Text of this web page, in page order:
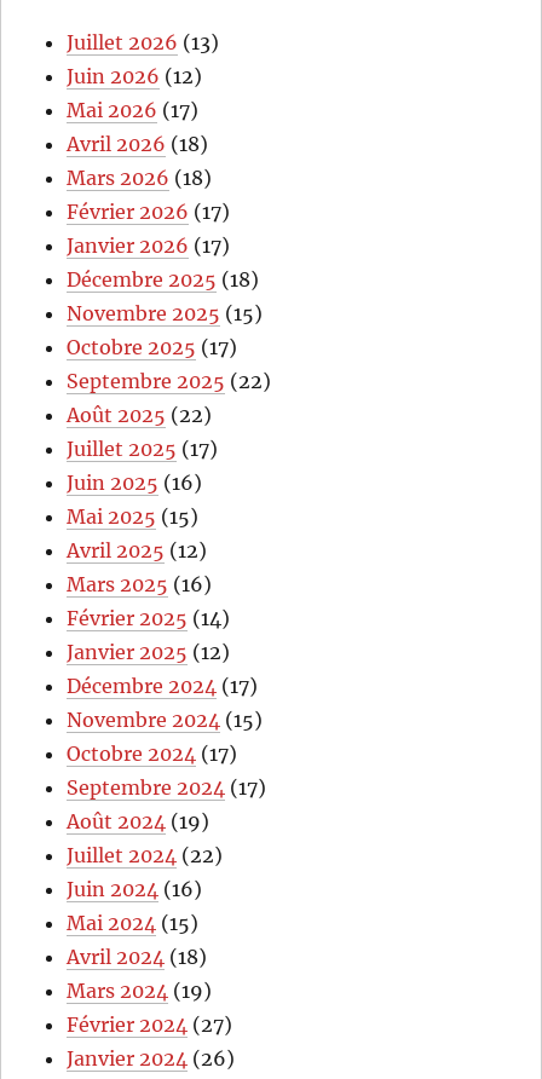
Juillet 2026 (13)
Juin 2026 (12)
Mai 2026 (17)
Avril 2026 (18)
Mars 2026 (18)
Février 2026 (17)
Janvier 2026 (17)
Décembre 2025 (18)
Novembre 2025 (15)
Octobre 2025 (17)
Septembre 2025 (22)
Août 2025 (22)
Juillet 2025 (17)
Juin 2025 (16)
Mai 2025 (15)
Avril 2025 (12)
Mars 2025 (16)
Février 2025 (14)
Janvier 2025 (12)
Décembre 2024 (17)
Novembre 2024 (15)
Octobre 2024 (17)
Septembre 2024 (17)
Août 2024 (19)
Juillet 2024 (22)
Juin 2024 (16)
Mai 2024 (15)
Avril 2024 (18)
Mars 2024 (19)
Février 2024 (27)
Janvier 2024 (26)